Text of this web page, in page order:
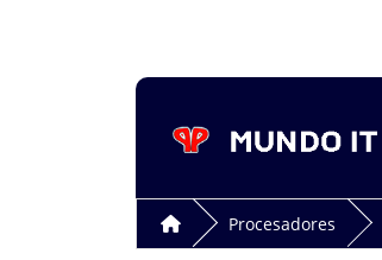
Procesadores